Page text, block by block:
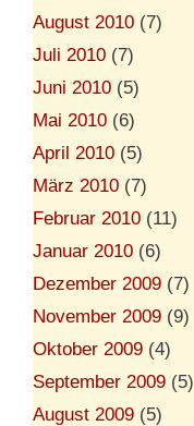
August 2010 (7)
Juli 2010 (7)
Juni 2010 (5)
Mai 2010 (6)
April 2010 (5)
März 2010 (7)
Februar 2010 (11)
Januar 2010 (6)
Dezember 2009 (7)
November 2009 (9)
Oktober 2009 (4)
September 2009 (5)
August 2009 (5)